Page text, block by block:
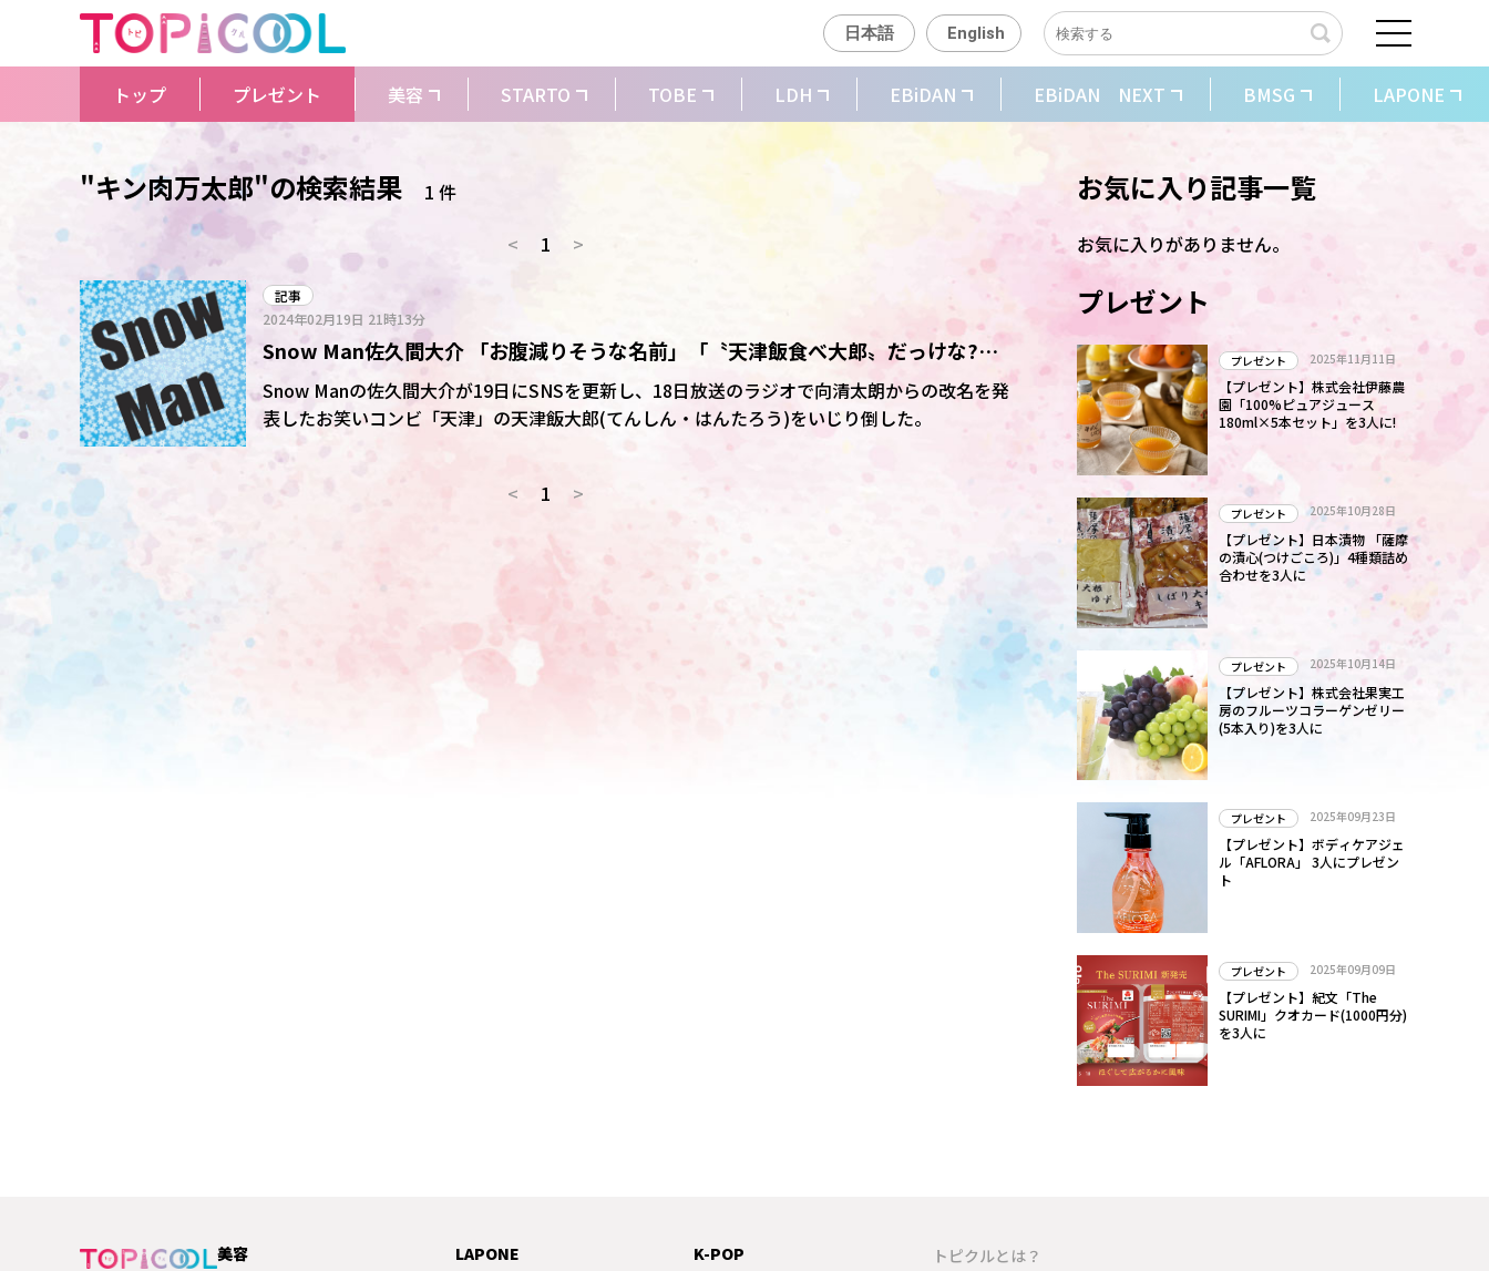
日本語 English
トップ プレゼント 美容 STARTO TOBE LDH EBiDAN EBiDAN NEXT BMSG LAPONE
"キン肉万太郎"の検索結果
1 件
<
1 >
記事
2024年02月19日 21時13分
Snow Man佐久間大介 「お腹減りそうな名前」「〝天津飯食べ大郎〟だっけな?」
改名の仲良し芸人いじり倒す
Snow Manの佐久間大介が19日にSNSを更新し、18日放送のラジオで向清太朗からの改名を発
表したお笑いコンビ「天津」の天津飯大郎(てんしん・はんたろう)をいじり倒した。
< 1 >
お気に入り記事一覧
お気に入りがありません。
プレゼント
プレゼント 2025年11月11日
【プレゼント】株式会社伊藤農
園「100%ピュアジュース
180ml×5本セット」を3人に!
プレゼント 2025年10月28日
【プレゼント】日本漬物 「薩摩
の漬心(つけごころ)」4種類詰め
合わせを3人に
プレゼント 2025年10月14日
【プレゼント】株式会社果実工
房のフルーツコラーゲンゼリー
(5本入り)を3人に
プレゼント 2025年09月23日
【プレゼント】ボディケアジェ
ル「AFLORA」 3人にプレゼン
ト
プレゼント 2025年09月09日
【プレゼント】紀文「The
SURIMI」クオカード(1000円分)
を3人に
美容
LAPONE
K-POP
トピクルとは？